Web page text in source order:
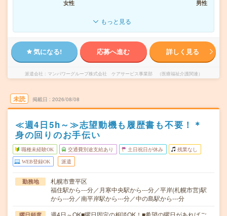
女性
男性
もっと見る
気になる! 応募へ進む 詳しく見る
派遣会社 マンパワーグループ株式会社 ケアサービス事業部 （医療福祉介護関連）
未読 掲載日 2026/08/08
≪週4日5h～≫志望動機も履歴書も不要！＊
身の回りのお手伝い
職種未経験OK 交通費別途支給あり 土日祝日が休み 残業なし
WEB登録OK 派遣
勤務地
札幌市豊平区
福住駅から---分／月寒中央駅から---分／平岸(札幌市営)駅
から---分／南平岸駅から---分／中の島駅から---分
週4日～OK■曜日固定の相談OK！■希望の曜日があればご